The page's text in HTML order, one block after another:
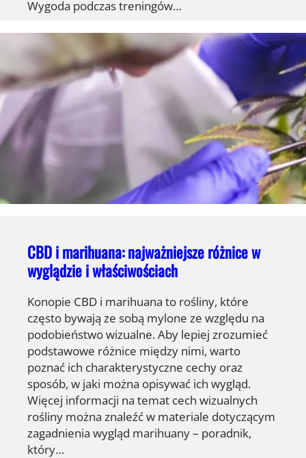
Wygoda podczas treningów…
CBD i marihuana: najważniejsze różnice w
wyglądzie i właściwościach
Konopie CBD i marihuana to rośliny, które
często bywają ze sobą mylone ze względu na
podobieństwo wizualne. Aby lepiej zrozumieć
podstawowe różnice między nimi, warto
poznać ich charakterystyczne cechy oraz
sposób, w jaki można opisywać ich wygląd.
Więcej informacji na temat cech wizualnych
rośliny można znaleźć w materiale dotyczącym
zagadnienia wygląd marihuany – poradnik,
który…